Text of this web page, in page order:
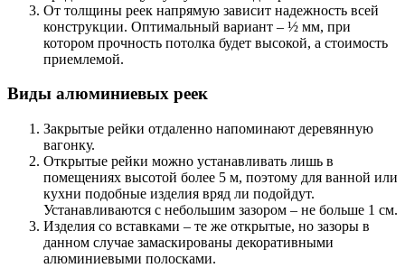
От толщины реек напрямую зависит надежность всей
конструкции. Оптимальный вариант – ½ мм, при
котором прочность потолка будет высокой, а стоимость
приемлемой.
Виды алюминиевых реек
Закрытые рейки отдаленно напоминают деревянную
вагонку.
Открытые рейки можно устанавливать лишь в
помещениях высотой более 5 м, поэтому для ванной или
кухни подобные изделия вряд ли подойдут.
Устанавливаются с небольшим зазором – не больше 1 см.
Изделия со вставками – те же открытые, но зазоры в
данном случае замаскированы декоративными
алюминиевыми полосками.